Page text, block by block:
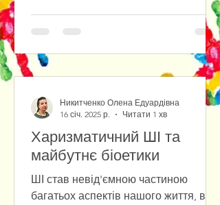
Харизматичний ШІ та
майбутнє біоетики
ШІ став невід'ємною частиною
багатьох аспектів нашого життя, від
Никитченко Олена Едуардівна
16 січ. 2025 р.
Читати 1 хв